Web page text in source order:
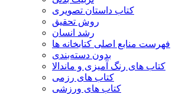
کتاب داستان تصویری
روش تحقیق
رشد انسان
فهرست منابع اصلی کتابخانه ها
بدون دسته‌بندی
کتاب های رنگ آمیزی و ماندالا
کتاب های رزمی
کتاب های ورزشی